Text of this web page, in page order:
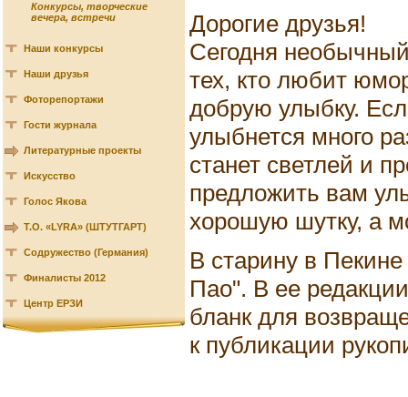
Конкурсы, творческие
вечера, встречи
Наши конкурсы
Наши друзья
Фоторепортажи
Гости журнала
Литературные проекты
Искусство
Голос Якова
Т.О. «LYRA» (ШТУТГАРТ)
Содружество (Германия)
Финалисты 2012
Центр ЕРЗИ
Дорогие друзья!
Сегодня
тех, кто любит
добрую улыбку.
улыбнется много
станет светлей и
предложить вам
хорошую шутку, а
В старину в
Пао". В ее
бланк для
к публикации